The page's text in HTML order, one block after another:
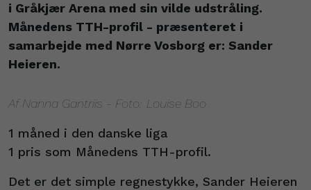
i Gråkjær Arena med sin vilde udstråling.
Månedens TTH-profil - præsenteret i
samarbejde med Nørre Vosborg er: Sander
Heieren.
Af Nanna Gantriis - Foto: Louise Boo
1 måned i den danske liga
1 pris som Månedens TTH-profil.
Det er det simple regnestykke, Sander Heieren